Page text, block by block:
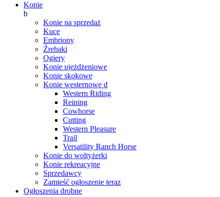
Konie
b
Konie na sprzedaż
Kuce
Embriony
Źrebaki
Ogiery
Konie ujeżdżeniowe
Konie skokowe
Konie westernowe d
Western Riding
Reining
Cowhorse
Cutting
Western Pleasure
Trail
Versatility Ranch Horse
Konie do woltyżerki
Konie rekreacyjne
Sprzedawcy
Zamieść ogłoszenie teraz
Ogłoszenia drobne